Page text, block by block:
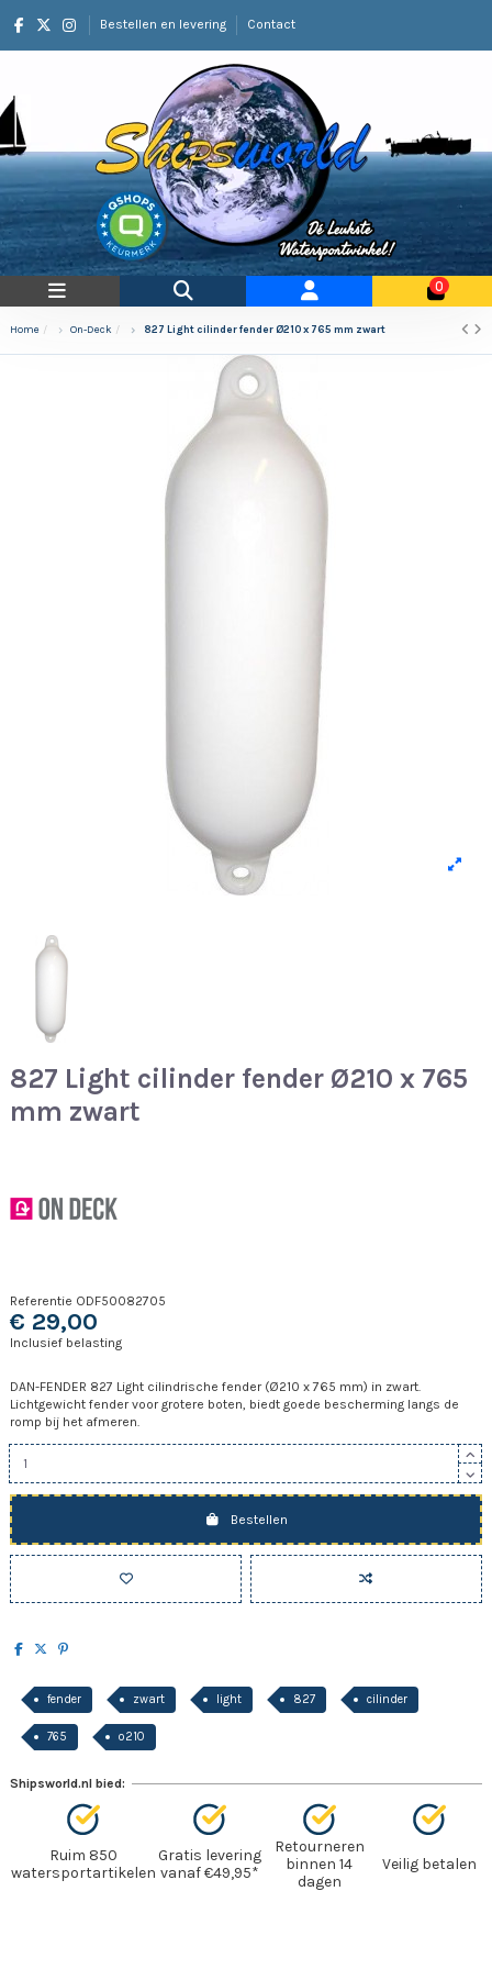
Bestellen en levering Contact
0
Home On-Deck 827 Light cilinder fender Ø210 x 765 mm zwart
827 Light cilinder fender Ø210 x 765
mm zwart
Referentie ODF50082705
€ 29,00
Inclusief belasting
DAN-FENDER 827 Light cilindrische fender (Ø210 x 765 mm) in zwart.
Lichtgewicht fender voor grotere boten, biedt goede bescherming langs de
romp bij het afmeren.
Bestellen
fender zwart light 827 cilinder
765 o210
Shipsworld.nl bied:
Ruim 850
watersportartikelen
Gratis levering
vanaf €49,95*
Retourneren
binnen 14
dagen
Veilig betalen